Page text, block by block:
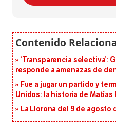
‘Transparencia selectiva’:
responde a amenazas de
Fue a jugar un partido y
Unidos: la historia de Matías
La Llorona del 9 de agosto